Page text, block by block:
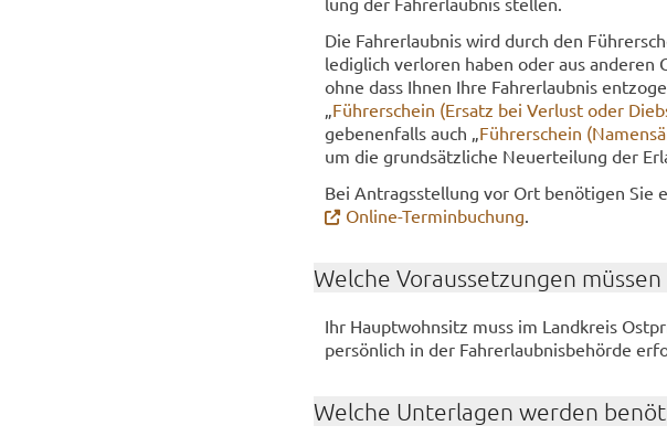
Die Fahr­erlaub­nis wird durch den
le­dig­lich ver­lo­ren haben oder aus an­de­ren
ohne dass Ihnen Ihre Fahr­erlaub­nis
„Füh­rer­schein (Er­satz bei Ver­lust oder
ge­be­nen­falls auch „Füh­rer­schein
um die grund­sätz­li­che Neu­er­tei­lung der
Bei An­trags­stel­lung vor Ort be­nö­ti­gen Sie
Online-​Terminbuchung.
Wel­che Vor­aus­set­zun­gen
Ihr Haupt­wohn­sitz muss im Land­kreis
per­sön­lich in der Fahr­erlaub­nis­be­hör­de
Wel­che Un­ter­la­gen wer­den